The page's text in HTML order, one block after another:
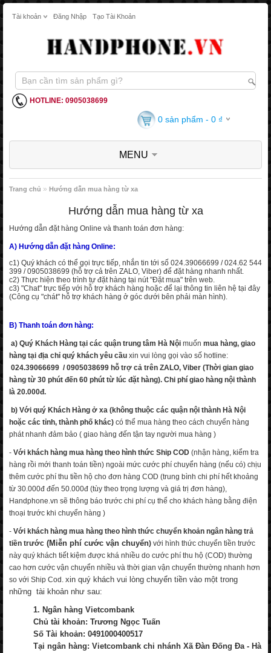
Tài khoản Đăng Nhập Tạo Tài Khoản
HOTLINE: 0905038699
0 sản phẩm - 0 ₫
MENU
Trang chủ » Hướng dẫn mua hàng từ xa
Hướng dẫn mua hàng từ xa
Hướng dẫn đặt hàng Online và thanh toán đơn hàng:
A) Hướng dẫn đặt hàng Online:
c1) Quý khách có thể gọi trực tiếp, nhắn tin tới số 024.39066699 / 024.62 544
399 / 0905038699 (hỗ trợ cả trên ZALO, Viber) để đặt hàng nhanh nhất.
c2) Thực hiện theo trình tự đặt hàng tại nút "Đặt mua" trên web.
c3) "Chat" trực tiếp với hỗ trợ khách hàng hoặc để lại thông tin liên hệ tại đây
(Công cụ "chát" hỗ trợ khách hàng ở góc dưới bên phải màn hình).
B) Thanh toán đơn hàng:
a) Quý Khách Hàng tại các quận trung tâm Hà Nội muốn mua hàng, giao
hàng tại địa chỉ quý khách yêu cầu xin vui lòng gọi vào số hotline:
024.39066699 / 0905038699 hỗ trợ cả trên ZALO, Viber (Thời gian giao
hàng từ 30 phút đến 60 phút từ lúc đặt hàng). Chi phí giao hàng nội thành
là 20.000đ.
b) Với quý Khách Hàng ở xa (không thuộc các quận nội thành Hà Nội
hoặc các tỉnh, thành phố khác) có thể mua hàng theo cách chuyển hàng
phát nhanh đảm bảo ( giao hàng đến tận tay người mua hàng )
- Với khách hàng mua hàng theo hình thức Ship COD (nhận hàng, kiểm tra
hàng rồi mới thanh toán tiền) ngoài mức cước phí chuyển hàng (nếu có) chịu
thêm cước phí thu tiền hộ cho đơn hàng COD (trung bình chi phí hết khoảng
từ 30.000đ đến 50.000đ (tùy theo trọng lượng và giá trị đơn hàng),
Handphone.vn sẽ thông báo trước chi phí cụ thể cho khách hàng bằng điện
thoại trước khi chuyển hàng )
- Với khách hàng mua hàng theo hình thức chuyển khoản ngân hàng trả
tiền trước (Miễn phí cước vận chuyển) với hình thức chuyển tiền trước
này quý khách tiết kiệm được khá nhiều do cước phí thu hộ (COD) thường
cao hơn cước vận chuyển nhiều và thời gian vận chuyển thường nhanh hơn
so với Ship Cod. xin quý khách vui lòng chuyển tiền vào một trong
những tài khoản như sau:
1. Ngân hàng Vietcombank
Chủ tài khoản: Trương Ngọc Tuấn
Số Tài khoản: 0491000400517
Tại ngân hàng: Vietcombank chi nhánh Xã Đàn Đống Đa - Hà